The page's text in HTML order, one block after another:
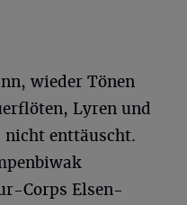
wieder Tönen
Lyren und
nicht enttäuscht.
Corps Elsen-